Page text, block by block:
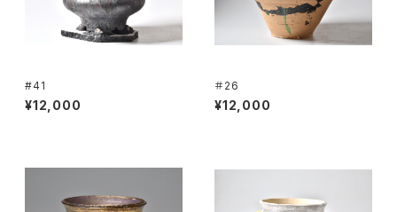
#41
¥12,000
＃26
¥12,000